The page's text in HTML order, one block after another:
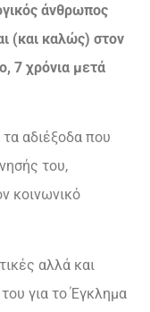
άνθρωπος
(και καλώς) στον
7 χρόνια μετά
αδιέξοδα που
του,
κοινωνικό
αλλά και
για το Έγκλημα